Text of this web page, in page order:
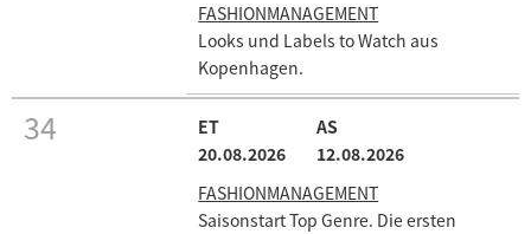
FASHIONMANAGEMENT
Looks und Labels to Watch aus
Kopenhagen.
34
20.08.2026
12.08.2026
FASHIONMANAGEMENT
Saisonstart Top Genre. Die ersten